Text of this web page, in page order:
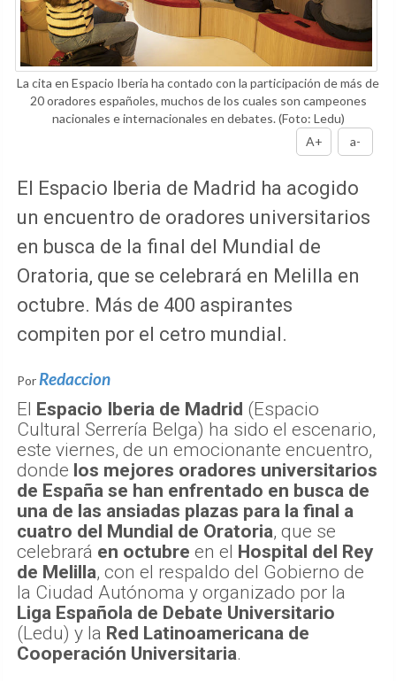
La cita en Espacio Iberia ha contado con la participación de más de
20 oradores españoles, muchos de los cuales son campeones
nacionales e internacionales en debates.(Foto: Ledu)
A+
a-
El Espacio Iberia de Madrid ha acogido
un encuentro de oradores universitarios
en busca de la final del Mundial de
Oratoria, que se celebrará en Melilla en
octubre. Más de 400 aspirantes
compiten por el cetro mundial.
Por Redaccion
El Espacio Iberia de Madrid (Espacio
Cultural Serrería Belga) ha sido el escenario,
este viernes, de un emocionante encuentro,
donde los mejores oradores universitarios
de España se han enfrentado en busca de
una de las ansiadas plazas para la final a
cuatro del Mundial de Oratoria, que se
celebrará en octubre en el Hospital del Rey
de Melilla, con el respaldo del Gobierno de
la Ciudad Autónoma y organizado por la
Liga Española de Debate Universitario
(Ledu) y la Red Latinoamericana de
Cooperación Universitaria.